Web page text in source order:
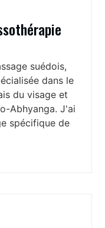
suédois,
dans le
du visage et
Abhyanga. J'ai
spécifique de